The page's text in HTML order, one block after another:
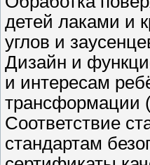
детей лаками и
углов и
Дизайн и
и интересам
трансформации
Соответствие
стандартам